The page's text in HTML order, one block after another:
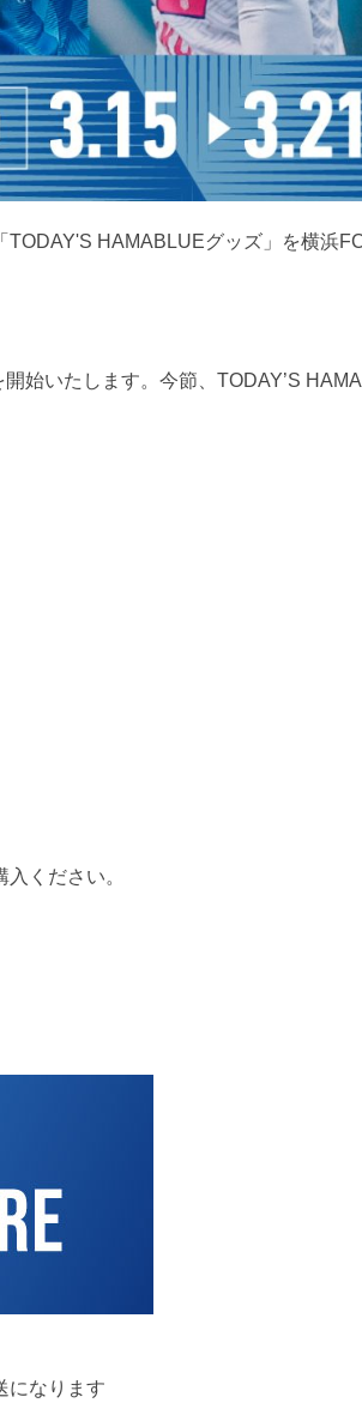
HAMABLUEグッズ」を横浜
始いたします。今節、TODAY’S
ください。
になります